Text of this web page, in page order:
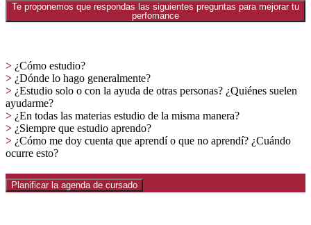
Te proponemos que respondas las siguientes preguntas para mejorar tu
perfomance
> ¿Cómo estudio?
> ¿Dónde lo hago generalmente?
> ¿Estudio solo o con la ayuda de otras personas? ¿Quiénes suelen
ayudarme?
> ¿En todas las materias estudio de la misma manera?
> ¿Siempre que estudio aprendo?
> ¿Cómo me doy cuenta que aprendí o que no aprendí? ¿Cuándo
ocurre esto?
Planificar la agenda de cursado